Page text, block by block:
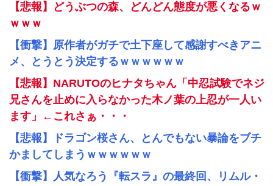
【悲報】どうぶつの森、どんどん態度が悪くなるｗ
ｗｗｗ
【衝撃】原作者がガチで土下座して感謝すべきアニ
メ、とうとう決定するｗｗｗｗｗｗ
【悲報】NARUTOのヒナタちゃん「中忍試験でネジ
兄さんを止めに入らなかった木ノ葉の上忍が一人い
ます」←これさぁ・・・
【悲報】ドラゴン桜さん、とんでもない暴論をブチ
かましてしまうｗｗｗｗｗｗ
【衝撃】人気なろう『転スラ』の最終回、リムル・